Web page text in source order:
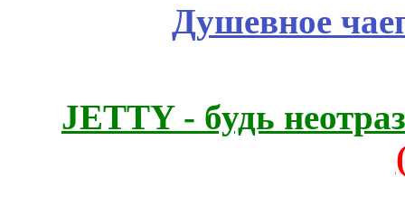
Душевное
JETTY - будь